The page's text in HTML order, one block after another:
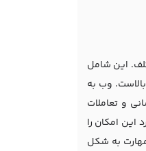
این شامل
وب به
و تعاملات
این امکان را
به شکل